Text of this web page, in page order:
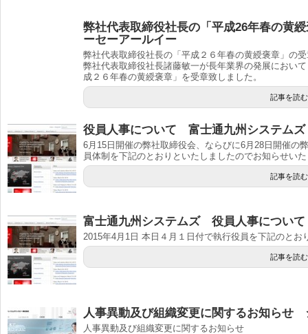
弊社代表取締役社長の「平成26年春の黄
ーセーアールイー
弊社代表取締役社長の「平成２６年春の黄綬褒章」の
弊社代表取締役社長諸藤敏一が長年業界の発展におい
成２６年春の黄綬褒章」を受章致しました。
記事を読む
役員人事について 富士通九州システムズ
6月15日開催の弊社取締役会、ならびに6月28日開催の
員体制を下記のとおりといたしましたのでお知らせい
記事を読む
富士通九州システムズ 役員人事について
2015年4月1日 本日４月１日付で執行役員を下記のと
記事を読む
人事異動及び組織変更に関するお知らせ
人事異動及び組織変更に関するお知らせ